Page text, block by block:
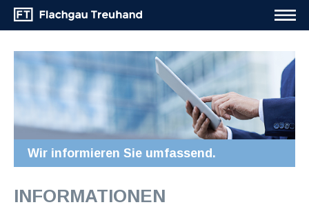
Wir informieren Sie umfassend.
INFORMATIONEN